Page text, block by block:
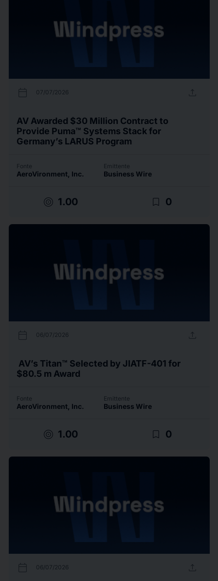
calendar_today 07/07/2026 upload
AV Awarded $30 Million Contract to
Provide Puma™ Systems Stack for
Germany’s LARUS Program
Fonte
AeroVironment, Inc.
Emittente
Business Wire
target 1.00 bookmark_border 0
calendar_today 06/07/2026 upload
AV’s Titan™ Selected by JIATF-401 for
$80.5 m Award
Fonte
AeroVironment, Inc.
Emittente
Business Wire
target 1.00 bookmark_border 0
calendar_today 06/07/2026 upload